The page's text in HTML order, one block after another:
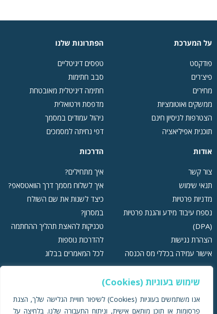
שימוש בעוגיות (Cookies)
אנו משתמשים בעוגיות (Cookies) לשיפור חוויית הגלישה שלך, הצגת
פרסומות או תוכן מותאם אישית, וניתוח התעבורה שלנו. בלחיצה על
על המערכת
פודקסט
פיצ'רים
מחירים
ממשקים ואוטומציות
הצטרפות לניסיון חינם
תוכנית אפיליאציה
הפתרונות שלנו
טפסים דיגיטליים
סבב חתימות
חתימה דיגיטלית מאובטחת
מדפסת וירטואלית
ניהול עמודים במסמך
דפי נחיתה למסמכים
אודות
צור קשר
תנאי שימוש
מדניות פרטיות
נספח עיבוד מידע והגנת פרטיות
(DPA)
הצהרת נגישות
אישור עמידה בכללי מס הכנסה
הדרכות
איך מתחילים?
איך לשלוח מסמך דרך הוואטסאפ?
כיצד לשנות את שם השולח
במסרון?
טכניקות להאצת תהליך ההחתמה
להדרכות נוספות
לכל המאמרים בבלוג
תמיכה ושירות לקוחות: